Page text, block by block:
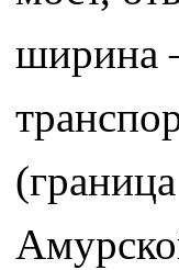
ширина